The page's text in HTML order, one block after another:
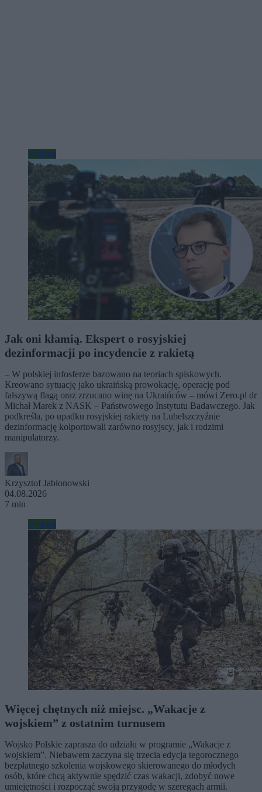
Wojsko
Jak oni kłamią. Ekspert o rosyjskiej
dezinformacji po incydencie z rakietą
– W polskiej infosferze bazowano na teoriach spiskowych.
Kreowano sytuację jako ukraińską prowokację, operację pod
fałszywą flagą oraz zrzucano winę na Ukraińców – mówi Zero.pl dr
Michał Marek z NASK – Państwowego Instytutu Badawczego. Jak
podkreśla, po upadku rosyjskiej rakiety na Lubelszczyźnie
dezinformację kolportowali zarówno rosyjscy, jak i rodzimi
manipulatorzy.
Krzysztof Jabłonowski
04.08.2026
7 min
Wojsko
Więcej chętnych niż miejsc. „Wakacje z
wojskiem” z ostatnim turnusem
Wojsko Polskie zaprasza do udziału w programie „Wakacje z
wojskiem”. Niebawem zaczyna się trzecia edycja tegorocznego
bezpłatnego szkolenia wojskowego skierowanego do młodych
osób, które chcą aktywnie spędzić czas wakacji, zdobyć nowe
umiejętności i rozpocząć swoją przygodę w szeregach armii.